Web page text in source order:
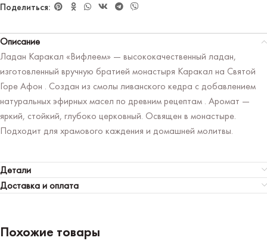
Поделиться:
Описание
Ладан Каракал «Вифлеем» — высококачественный ладан,
изготовленный вручную братией монастыря Каракал на Святой
Горе Афон . Создан из смолы ливанского кедра с добавлением
натуральных эфирных масел по древним рецептам . Аромат —
яркий, стойкий, глубоко церковный. Освящен в монастыре.
Подходит для храмового каждения и домашней молитвы.
Детали
Доставка и оплата
Похожие товары